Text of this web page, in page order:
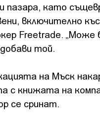
пазара, като
включително
Freetrade. „Може
той.
на Мъск
с книжата на
се сринат.